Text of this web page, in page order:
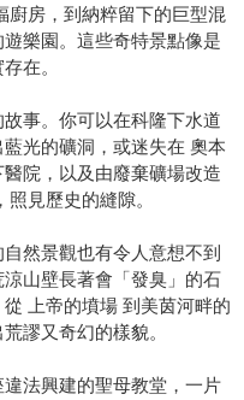
廚房，到納粹留下的巨型混
樂園。這些奇特景點像是
在。
事。你可以在科隆下水道
光的礦洞，或迷失在 奧本
院，以及由廢棄礦場改造
見歷史的縫隙。
然景觀也有令人意想不到
山壁長著會「發臭」的石
上帝的墳場 到美茵河畔的
謬又奇幻的樣貌。
法興建的聖母教堂，一片